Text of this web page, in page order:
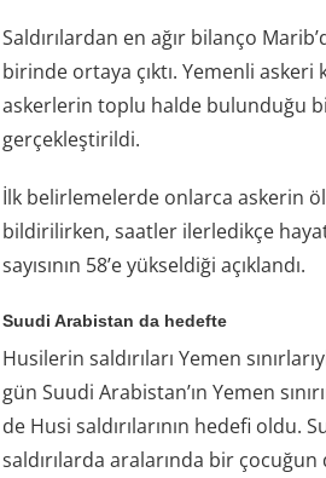
Saldırılardan en ağır bilanço
birinde ortaya çıktı. Yemenli askeri
askerlerin toplu halde bulunduğu
gerçekleştirildi.
İlk belirlemelerde onlarca askerin
bildirilirken, saatler ilerledikçe
sayısının 58’e yükseldiği açıklandı.
Suudi Arabistan da hedefte
Husilerin saldırıları Yemen
gün Suudi Arabistan’ın Yemen
de Husi saldırılarının hedefi oldu.
saldırılarda aralarında bir